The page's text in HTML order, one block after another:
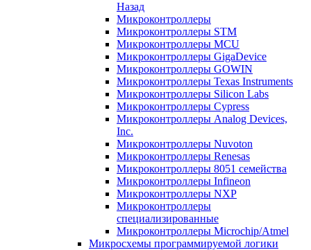
Назад
Микроконтроллеры
Микроконтроллеры STM
Микроконтроллеры MCU
Микроконтроллеры GigaDevice
Микроконтроллеры GOWIN
Микроконтроллеры Texas Instruments
Микроконтроллеры Silicon Labs
Микроконтроллеры Cypress
Микроконтроллеры Analog Devices,
Inc.
Микроконтроллеры Nuvoton
Микроконтроллеры Renesas
Микроконтроллеры 8051 семейства
Микроконтроллеры Infineon
Микроконтроллеры NXP
Микроконтроллеры
специализированные
Микроконтроллеры Microchip/Atmel
Микросхемы программируемой логики